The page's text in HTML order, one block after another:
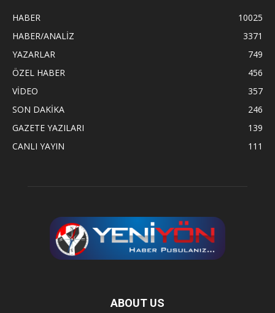
HABER
10025
HABER/ANALİZ
3371
YAZARLAR
749
ÖZEL HABER
456
VİDEO
357
SON DAKİKA
246
GAZETE YAZILARI
139
CANLI YAYIN
111
ABOUT US